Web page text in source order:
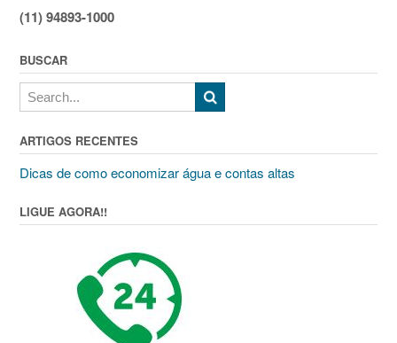
(11) 94893-1000
BUSCAR
ARTIGOS RECENTES
Dicas de como economizar água e contas altas
LIGUE AGORA!!